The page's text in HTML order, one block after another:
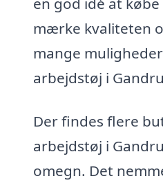
mærke kvaliteten
mange
arbejdstøj i
Der findes flere
arbejdstøj i
omegn. Det